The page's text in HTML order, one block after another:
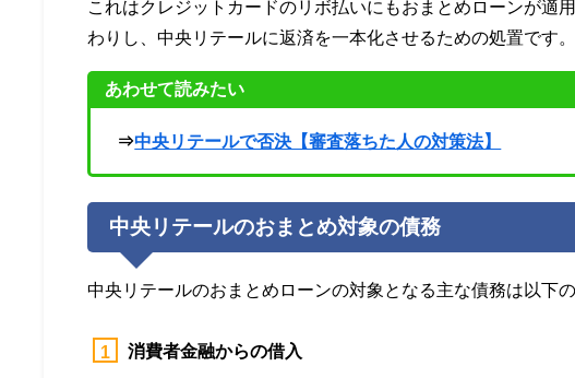
これはクレジットカードのリボ払いにもおまとめローンが適
わりし、中央リテールに返済を一本化させるための処置です。
あわせて読みたい
⇒中央リテールで否決【審査落ちた人の対策法】
中央リテールのおまとめ対象の債務
中央リテールのおまとめローンの対象となる主な債務は以下の
消費者金融からの借入